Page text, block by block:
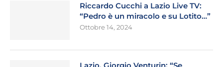
Riccardo Cucchi a Lazio Live TV:
“Pedro è un miracolo e su Lotito…”
Ottobre 14, 2024